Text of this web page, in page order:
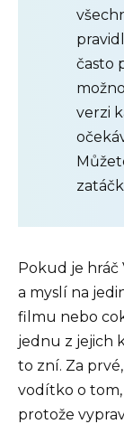
často
verzi
Pokud je hráč
a myslí na
filmu nebo
jednu z jejich
to zní. Za
vodítko o tom,
protože